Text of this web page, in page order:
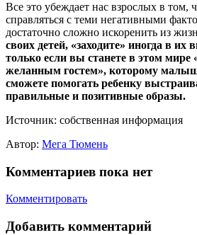
Все это убеждает нас взрослых в том,
справляться с теми негативными
достаточно сложно искоренить из
своих детей, «заходите» иногда в их
только если вы станете в этом
желанным гостем», которому
сможете помогать ребенку
правильные и позитивные образы.
Источник: собственная информация
Автор: Мега Тюмень
Комментариев пока нет
Комментировать
Добавить комментарий